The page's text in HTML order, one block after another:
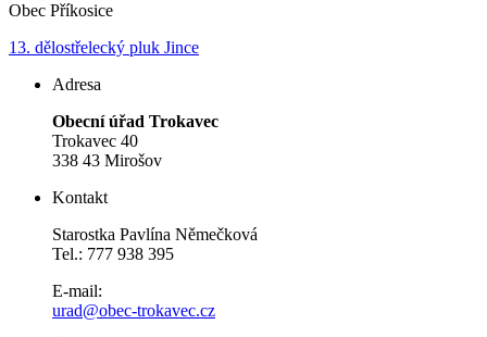
Obec Příkosice
13. dělostřelecký pluk Jince
Adresa
Obecní úřad Trokavec
Trokavec 40
338 43 Mirošov
Kontakt
Starostka Pavlína Němečková
Tel.: 777 938 395
E-mail:
urad@obec-trokavec.cz